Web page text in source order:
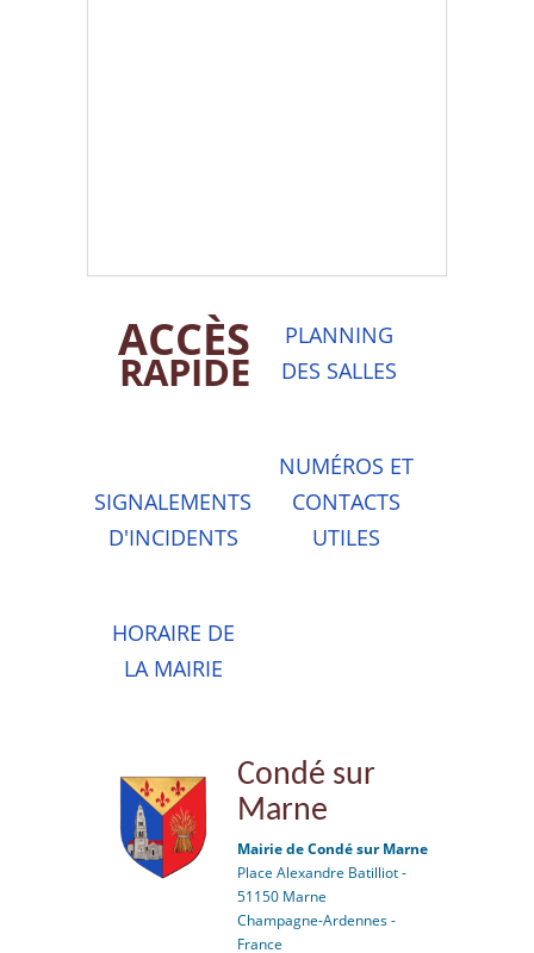
ACCÈS
RAPIDE
PLANNING
DES SALLES
SIGNALEMENTS
D'INCIDENTS
NUMÉROS ET
CONTACTS
UTILES
HORAIRE DE
LA MAIRIE
Condé sur
Marne
Mairie de Condé sur Marne
Place Alexandre Batilliot -
51150 Marne
Champagne-Ardennes -
France